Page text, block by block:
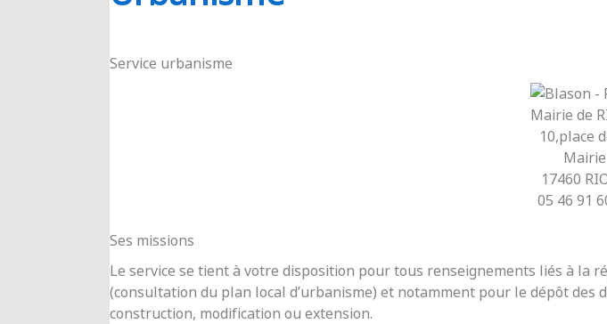
Service urbanisme
Mairie de
10,place
Mairie
17460
05 46 91
Ses missions
Le service se tient à votre disposition pour tous renseignements liés à la
(consultation du plan local d’urbanisme) et notamment pour le dépôt des
construction, modification ou extension.